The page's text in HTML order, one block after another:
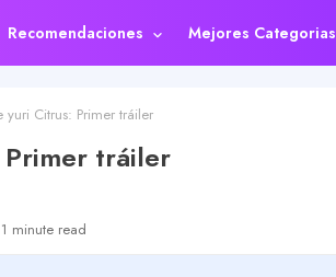
Recomendaciones Mejores Categorias
yuri Citrus: Primer tráiler
tráiler
1 minute read